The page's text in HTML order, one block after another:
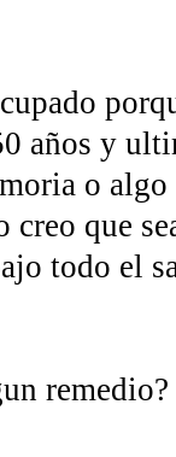
años y
o
que
todo el
remedio?